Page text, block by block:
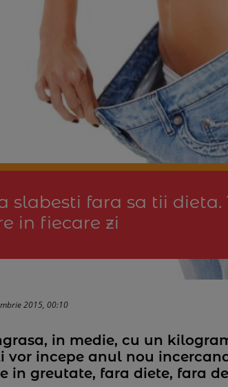
slabesti fara sa tii
in fiecare zi
2015, 00:10
in medie, cu un
vor incepe anul nou
in greutate, fara diete, fara